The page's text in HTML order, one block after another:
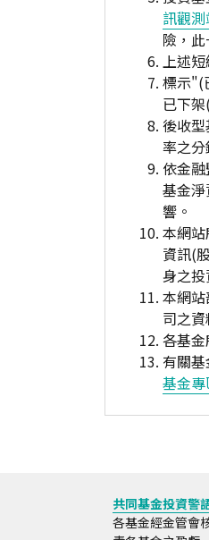
訊觀
險，
上述
標示"(
已下
後收
率之
依金
基金
響。
本網
資訊(
身之
本網
司之資
各基
有關
基金
共同基金投資警
各基金經金管會